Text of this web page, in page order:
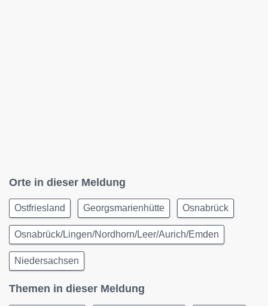
Orte in dieser Meldung
Ostfriesland Georgsmarienhütte Osnabrück
Osnabrück/Lingen/Nordhorn/Leer/Aurich/Emden
Niedersachsen
Themen in dieser Meldung